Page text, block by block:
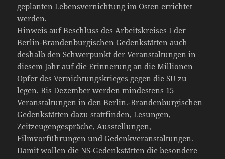
geplanten Lebensvernichtung im Osten errichtet
werden.
Hinweis auf Beschluss des Arbeitskreises I der
Berlin-Brandenburgischen Gedenkstätten auch
deshalb den Schwerpunkt der Veranstaltungen in
diesem Jahr auf die Erinnerung an die Millionen
Opfer des Vernichtungskrieges gegen die SU zu
legen. Bis Dezember werden mindestens 15
Veranstaltungen in den Berlin.-Brandenburgischen
Gedenkstätten dazu stattfinden, Lesungen,
Zeitzeugengespräche, Ausstellungen,
Filmvorführungen und Gedenkveranstaltungen.
Damit wollen die NS-Gedenkstätten die besondere